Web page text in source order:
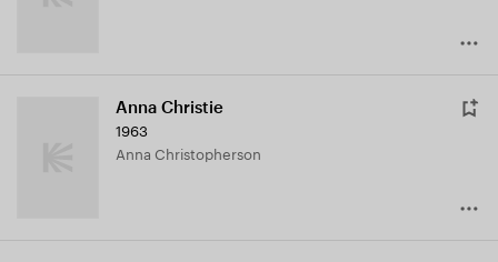
Anna Christie
1963
Anna Christopherson